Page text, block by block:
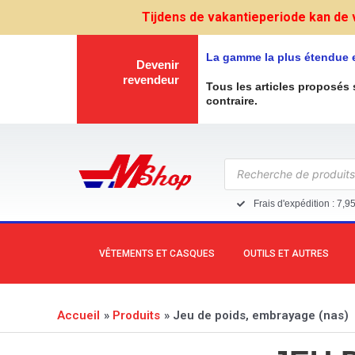
Tijdens de vakantieperiode kan
Devenir
revendeur
La gamme la plus étendue
Tous les articles
contraire.
Recherche
de
produits
Frais d'expédition :
VÊTEMENTS ET CASQUES OUTILS ET AUTRES
Accueil Produits Jeu de poids, embrayage (nas)